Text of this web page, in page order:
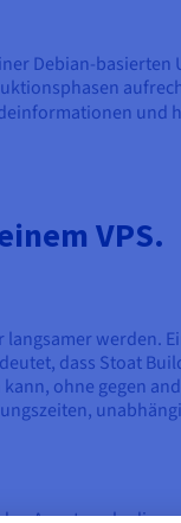
Debian-basierten
und
VPS.
werden.
dass Stoat
ohne gegen